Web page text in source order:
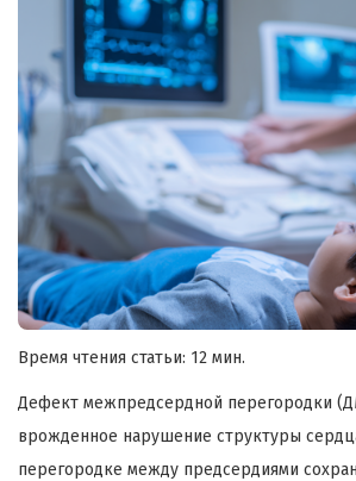
Время чтения статьи: 12 мин.
Дефект межпредсердной перегородки
врожденное нарушение структуры
перегородке между предсердиями